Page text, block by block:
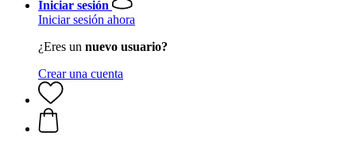
Iniciar sesión
Iniciar sesión ahora
¿Eres un nuevo usuario?
Crear una cuenta